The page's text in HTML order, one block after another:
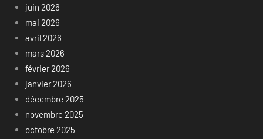
juin 2026
mai 2026
avril 2026
mars 2026
février 2026
janvier 2026
décembre 2025
novembre 2025
octobre 2025